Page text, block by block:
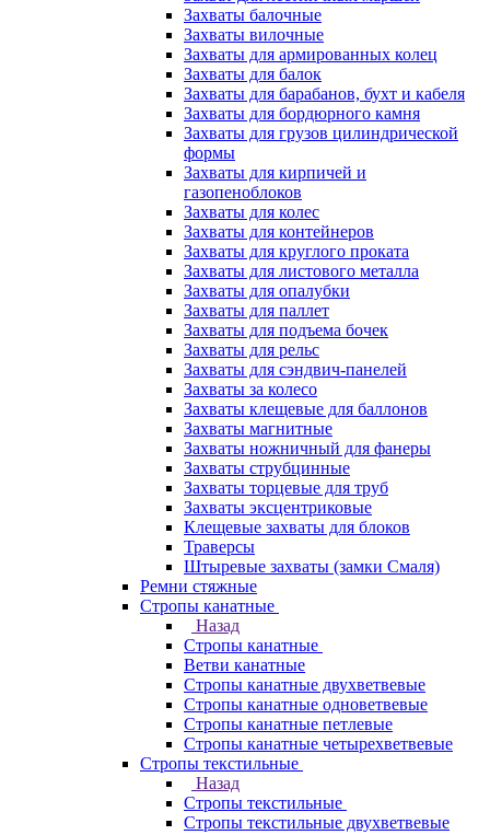
Захваты балочные
Захваты вилочные
Захваты для армированных колец
Захваты для балок
Захваты для барабанов, бухт и кабеля
Захваты для бордюрного камня
Захваты для грузов цилиндрической
формы
Захваты для кирпичей и
газопеноблоков
Захваты для колес
Захваты для контейнеров
Захваты для круглого проката
Захваты для листового металла
Захваты для опалубки
Захваты для паллет
Захваты для подъема бочек
Захваты для рельс
Захваты для сэндвич-панелей
Захваты за колесо
Захваты клещевые для баллонов
Захваты магнитные
Захваты ножничный для фанеры
Захваты струбцинные
Захваты торцевые для труб
Захваты эксцентриковые
Клещевые захваты для блоков
Траверсы
Штыревые захваты (замки Смаля)
Ремни стяжные
Стропы канатные
Назад
Стропы канатные
Ветви канатные
Стропы канатные двухветвевые
Стропы канатные одноветвевые
Стропы канатные петлевые
Стропы канатные четырехветвевые
Стропы текстильные
Назад
Стропы текстильные
Стропы текстильные двухветвевые